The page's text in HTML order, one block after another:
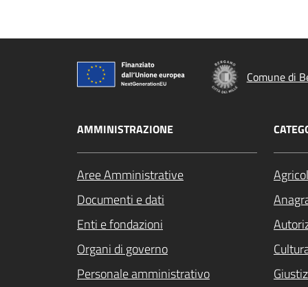
Comune di
AMMINISTRAZIONE
Aree Amministrative
Documenti e dati
Enti e fondazioni
Organi di governo
Personale amministrativo